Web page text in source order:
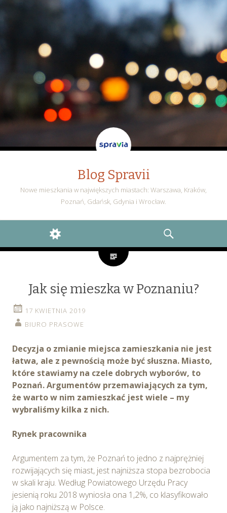
Blog Spravii
Nowe mieszkania w największych miastach: Warszawa, Kraków,
Poznań, Gdańsk, Gdynia i Wrocław.
WIDGETS
SEARCH
Jak się mieszka w Poznaniu?
17 KWIETNIA 2019
BIURO PRASOWE
Decyzja o zmianie miejsca zamieszkania nie jest
łatwa, ale z pewnością może być słuszna. Miasto,
które stawiamy na czele dobrych wyborów, to
Poznań. Argumentów przemawiających za tym,
że warto w nim zamieszkać jest wiele – my
wybraliśmy kilka z nich.
Rynek pracownika
Argumentem za tym, że Poznań to jedno z najprężniej
rozwijających się miast, jest najniższa stopa bezrobocia
w skali kraju. Według Powiatowego Urzędu Pracy
jesienią roku 2018 wyniosła ona 1,2%, co klasyfikowało
ją jako najniższą w Polsce.